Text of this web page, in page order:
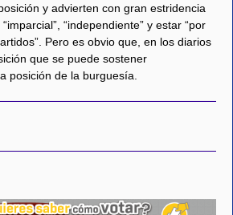
y advierten con gran estridencia
“independiente” y estar “por
Pero es obvio que, en los diarios
que se puede sostener
posición de la burguesía.